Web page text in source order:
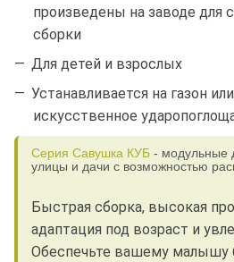
произведены на заводе для
сборки
Для детей и взрослых
Устанавливается на газон
искусственное
Серия Савушка КУБ - модульные
улицы и дачи с возможностью
Быстрая сборка, высокая
адаптация под возраст и
Обеспечьте вашему малышу